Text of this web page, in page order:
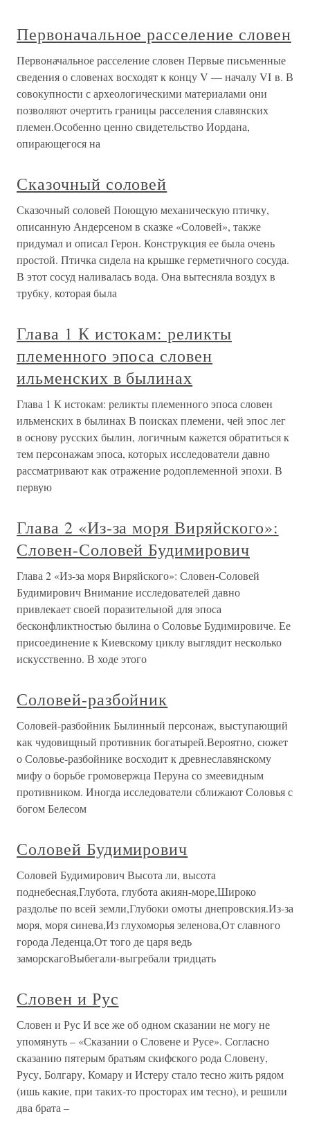
Первоначальное расселение словен
Первоначальное расселение словен Первые письменные
сведения о словенах восходят к концу V — началу VI в. В
совокупности с археологическими материалами они
позволяют очертить границы расселения славянских
племен.Особенно ценно свидетельство Иордана,
опирающегося на
Сказочный соловей
Сказочный соловей Поющую механическую птичку,
описанную Андерсеном в сказке «Соловей», также
придумал и описал Герон. Конструкция ее была очень
простой. Птичка сидела на крышке герметичного сосуда.
В этот сосуд наливалась вода. Она вытесняла воздух в
трубку, которая была
Глава 1 К истокам: реликты
племенного эпоса словен
ильменских в былинах
Глава 1 К истокам: реликты племенного эпоса словен
ильменских в былинах В поисках племени, чей эпос лег
в основу русских былин, логичным кажется обратиться к
тем персонажам эпоса, которых исследователи давно
рассматривают как отражение родоплеменной эпохи. В
первую
Глава 2 «Из-за моря Виряйского»:
Словен-Соловей Будимирович
Глава 2 «Из-за моря Виряйского»: Словен-Соловей
Будимирович Внимание исследователей давно
привлекает своей поразительной для эпоса
бесконфликтностью былина о Соловье Будимировиче. Ее
присоединение к Киевскому циклу выглядит несколько
искусственно. В ходе этого
Соловей-разбойник
Соловей-разбойник Былинный персонаж, выступающий
как чудовищный противник богатырей.Вероятно, сюжет
о Соловье-разбойнике восходит к древнеславянскому
мифу о борьбе громовержца Перуна со змеевидным
противником. Иногда исследователи сближают Соловья с
богом Белесом
Соловей Будимирович
Соловей Будимирович Высота ли, высота
поднебесная,Глубота, глубота акиян-море,Широко
раздолье по всей земли,Глубоки омоты днепровския.Из-за
моря, моря синева,Из глухоморья зеленова,От славного
города Леденца,От того де царя ведь
заморскагоВыбегали-выгребали тридцать
Словен и Рус
Словен и Рус И все же об одном сказании не могу не
упомянуть – «Сказании о Словене и Русе». Согласно
сказанию пятерым братьям скифского рода Словену,
Русу, Болгару, Комару и Истеру стало тесно жить рядом
(ишь какие, при таких-то просторах им тесно), и решили
два брата –